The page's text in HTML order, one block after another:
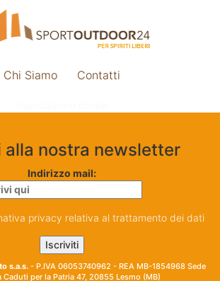
Chi Siamo Contatti
alla nostra newsletter
Indirizzo mail:
privacy relativa al trattamento dei dati
s.a.s. - P.IVA 06053740962 - REA MB-1854968 Sede
Caduti per la Patria 47, 20855 Lesmo (MB)